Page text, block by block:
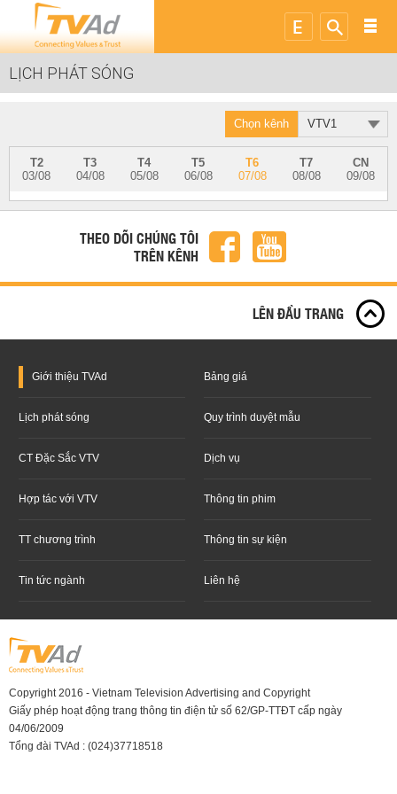
LỊCH PHÁT SÓNG
Chọn kênh VTV1
T2
03/08
T3
04/08
T4
05/08
T5
06/08
T6
07/08
T7
08/08
CN
09/08
THEO DÕI CHÚNG TÔI
TRÊN KÊNH
LÊN ĐẦU TRANG
Giới thiệu TVAd Bảng giá
Lịch phát sóng Quy trình duyệt mẫu
CT Đặc Sắc VTV Dịch vụ
Hợp tác với VTV Thông tin phim
TT chương trình Thông tin sự kiện
Tin tức ngành Liên hệ
Copyright 2016 - Vietnam Television Advertising and Copyright
Giấy phép hoạt động trang thông tin điện tử số 62/GP-TTĐT cấp ngày
04/06/2009
Tổng đài TVAd : (024)37718518